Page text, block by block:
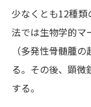
少なくとも12種
法では生物学的マ
（多発性骨髄腫
る。その後、顕
する。